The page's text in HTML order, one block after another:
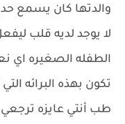
والدتها كان يسمع
لا يوجد لديه قلب
الطفله الصغيره اي
تكون بهذه البرائه
طب أنتي عايزه